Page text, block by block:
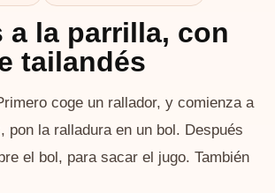
a la parrilla, con
tailandés
coge un rallador, y comienza a
pon la ralladura en un bol. Después
el bol, para sacar el jugo. También